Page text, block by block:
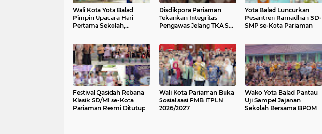
Wali Kota Yota Balad
Pimpin Upacara Hari
Pertama Sekolah,
Disdikpora Pariaman
Tekankan Integritas
Pengawas Jelang TKA SD
Yota Balad Luncurkan
Pesantren Ramadhan SD-
SMP se-Kota Pariaman
Festival Qasidah Rebana
Klasik SD/MI se-Kota
Pariaman Resmi Ditutup
Wali Kota Pariaman Buka
Sosialisasi PMB ITPLN
2026/2027
Wako Yota Balad Pantau
Uji Sampel Jajanan
Sekolah Bersama BPOM